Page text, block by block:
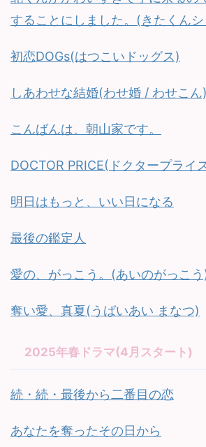
することにしました。(きたくん
初恋DOGs(はつこいドッグス)
しあわせな結婚(わせ婚 / わせこん)
こんばんは、朝山家です。
DOCTOR PRICE(ドクタープライ
明日はもっと、いい日になる
最後の鑑定人
愛の、がっこう。(あいのがっこう
奪い愛、真夏(うばいあい まなつ)
2025年春ドラマ(4月スタート)
続・続・最後から二番目の恋
あなたを奪ったその日から